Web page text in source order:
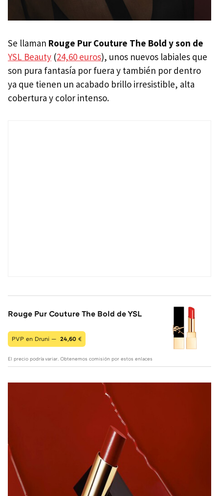
Se llaman Rouge Pur Couture The Bold y son de
YSL Beauty (24,60 euros), unos nuevos labiales que
son pura fantasía por fuera y también por dentro
ya que tienen un acabado brillo irresistible, alta
cobertura y color intenso.
Rouge Pur Couture The Bold de YSL
PVP en Druni — 24,60 €
El precio podría variar. Obtenemos comisión por estos enlaces